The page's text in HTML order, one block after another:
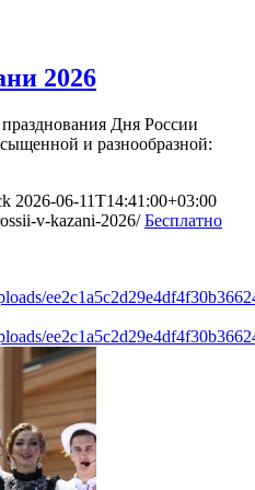
2026
Дня России
и разнообразной:
2026-06-11T14:41:00+03:00
v-kazani-2026/ Бесплатно